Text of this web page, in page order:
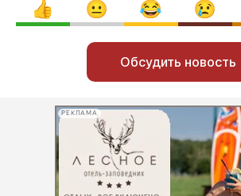
Обсудить новость
РЕКЛАМА